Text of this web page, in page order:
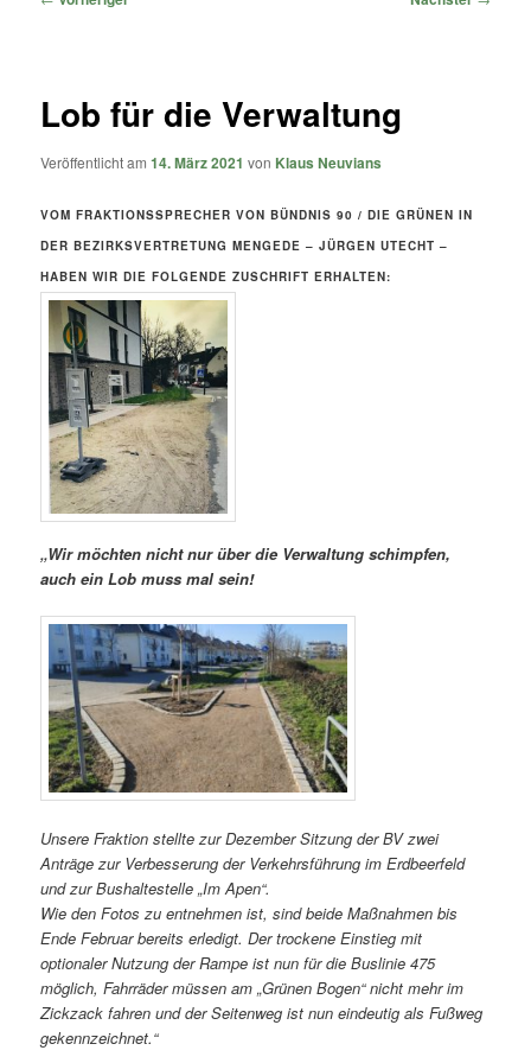
Lob für die Verwaltung
Veröffentlicht am14. März 2021 von Klaus Neuvians
VOM FRAKTIONSSPRECHER VON BÜNDNIS 90 / DIE GRÜNEN IN
DER BEZIRKSVERTRETUNG MENGEDE – JÜRGEN UTECHT –
HABEN WIR DIE FOLGENDE ZUSCHRIFT ERHALTEN:
„Wir möchten nicht nur über die Verwaltung schimpfen,
auch ein Lob muss mal sein!
Unsere Fraktion stellte zur Dezember Sitzung der BV zwei
Anträge zur Verbesserung der Verkehrsführung im Erdbeerfeld
und zur Bushaltestelle „Im Apen“.
Wie den Fotos zu entnehmen ist, sind beide Maßnahmen bis
Ende Februar bereits erledigt. Der trockene Einstieg mit
optionaler Nutzung der Rampe ist nun für die Buslinie 475
möglich, Fahrräder müssen am „Grünen Bogen“ nicht mehr im
Zickzack fahren und der Seitenweg ist nun eindeutig als Fußweg
gekennzeichnet.“